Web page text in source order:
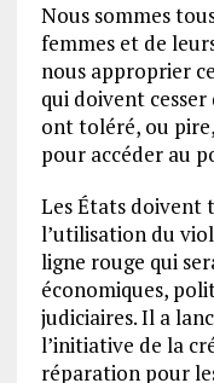
Nous sommes
femmes et de
nous approprier
qui doivent
ont toléré, ou
pour accéder au
Les États doivent
l’utilisation du
ligne rouge qui
économiques,
judiciaires. Il a
l’initiative de la
réparation pour